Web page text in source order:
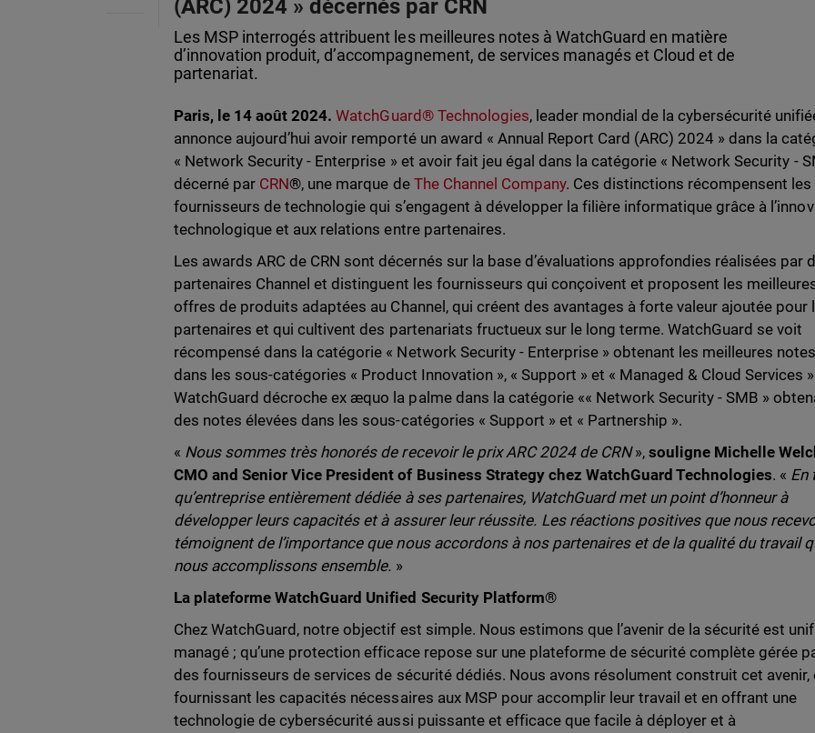
(ARC) 2024 » décernés par CRN
Les MSP interrogés attribuent les meilleures notes à WatchGuard en matière
d’innovation produit, d’accompagnement, de services managés et Cloud et de
partenariat.
Paris, le 14 août 2024. WatchGuard® Technologies, leader mondial de la cybersécurité
annonce aujourd’hui avoir remporté un award « Annual Report Card (ARC) 2024 » dans la
« Network Security - Enterprise » et avoir fait jeu égal dans la catégorie « Network Security -
décerné par CRN®, une marque de The Channel Company. Ces distinctions récompensent les
fournisseurs de technologie qui s’engagent à développer la filière informatique grâce à
technologique et aux relations entre partenaires.
Les awards ARC de CRN sont décernés sur la base d’évaluations approfondies réalisées par
partenaires Channel et distinguent les fournisseurs qui conçoivent et proposent les
offres de produits adaptées au Channel, qui créent des avantages à forte valeur ajoutée pour
partenaires et qui cultivent des partenariats fructueux sur le long terme. WatchGuard se voit
récompensé dans la catégorie « Network Security - Enterprise » obtenant les meilleures notes
dans les sous-catégories « Product Innovation », « Support » et « Managed & Cloud Services
WatchGuard décroche ex æquo la palme dans la catégorie «« Network Security - SMB »
des notes élevées dans les sous-catégories « Support » et « Partnership ».
« Nous sommes très honorés de recevoir le prix ARC 2024 de CRN»,souligne Michelle
CMO and Senior Vice President of Business Strategy chez WatchGuard Technologies. « En
qu’entreprise entièrement dédiée à ses partenaires, WatchGuard met un point d’honneur à
développer leurs capacités et à assurer leur réussite. Les réactions positives que nous
témoignent de l’importance que nous accordons à nos partenaires et de la qualité du travail
nous accomplissons ensemble. »
La plateforme WatchGuard Unified Security Platform®
Chez WatchGuard, notre objectif est simple. Nous estimons que l’avenir de la sécurité est
managé ; qu’une protection efficace repose sur une plateforme de sécurité complète gérée
des fournisseurs de services de sécurité dédiés. Nous avons résolument construit cet avenir,
fournissant les capacités nécessaires aux MSP pour accomplir leur travail et en offrant une
technologie de cybersécurité aussi puissante et efficace que facile à déployer et à